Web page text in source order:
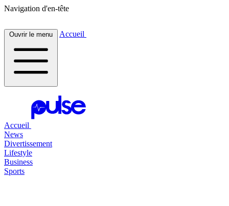
Navigation d'en-tête
Ouvrir le menu Accueil
Accueil
News
Divertissement
Lifestyle
Business
Sports